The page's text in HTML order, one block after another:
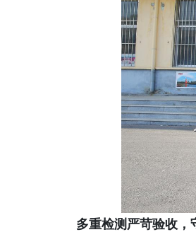
多重检测严苛验收，